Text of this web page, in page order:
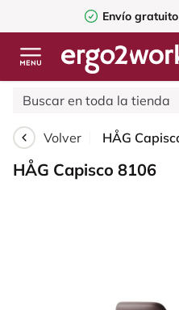
Envío gratuito
Volver
HÅG Capisco 8106